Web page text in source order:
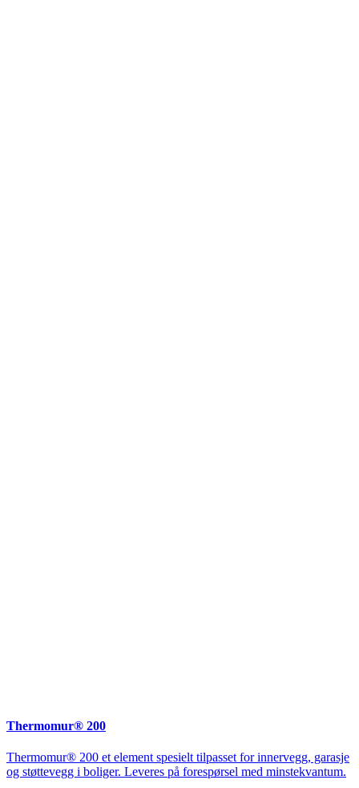
Thermomur® 200
Thermomur® 200 et element spesielt tilpasset for innervegg, garasje
og støttevegg i boliger. Leveres på forespørsel med minstekvantum.